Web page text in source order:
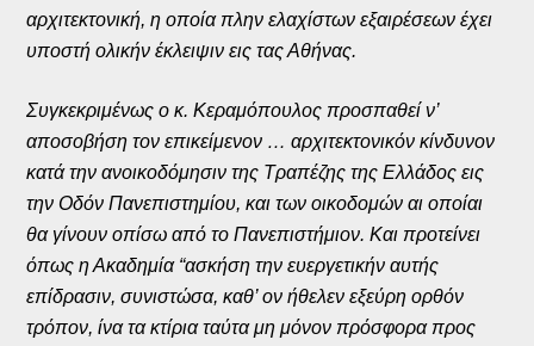
αρχιτεκτονική, η οποία πλην ελαχίστων εξαιρέσεων έχει
υποστή ολικήν έκλειψιν εις τας Αθήνας.
Συγκεκριμένως ο κ. Κεραμόπουλος προσπαθεί ν’
αποσοβήση τον επικείμενον … αρχιτεκτονικόν κίνδυνον
κατά την ανοικοδόμησιν της Τραπέζης της Ελλάδος εις
την Οδόν Πανεπιστημίου, και των οικοδομών αι οποίαι
θα γίνουν οπίσω από το Πανεπιστήμιον. Και προτείνει
όπως η Ακαδημία “ασκήση την ευεργετικήν αυτής
επίδρασιν, συνιστώσα, καθ’ ον ήθελεν εξεύρη ορθόν
τρόπον, ίνα τα κτίρια ταύτα μη μόνον πρόσφορα προς